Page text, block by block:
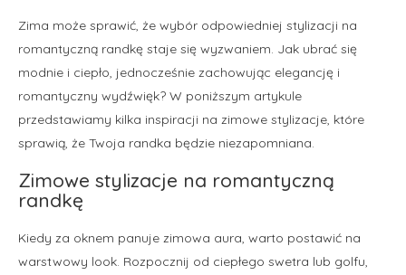
Zima może sprawić, że wybór odpowiedniej stylizacji na
romantyczną randkę staje się wyzwaniem. Jak ubrać się
modnie i ciepło, jednocześnie zachowując elegancję i
romantyczny wydźwięk? W poniższym artykule
przedstawiamy kilka inspiracji na zimowe stylizacje, które
sprawią, że Twoja randka będzie niezapomniana.
Zimowe stylizacje na romantyczną
randkę
Kiedy za oknem panuje zimowa aura, warto postawić na
warstwowy look. Rozpocznij od ciepłego swetra lub golfu,